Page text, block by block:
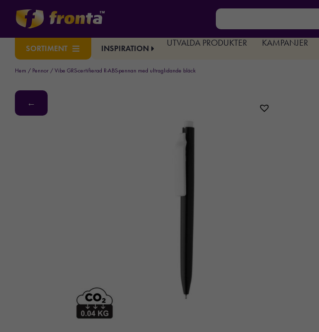
SORTIMENT INSPIRATION
UTVALDA PRODUKTER KAMPANJER
Hem / Pennor / Vibe GRS-certifierad R-ABS-pennan med ultraglidande bläck
←